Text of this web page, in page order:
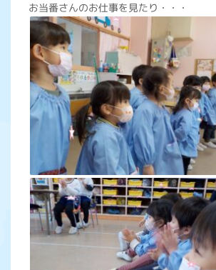
お当番さんのお仕事を見たり・・・